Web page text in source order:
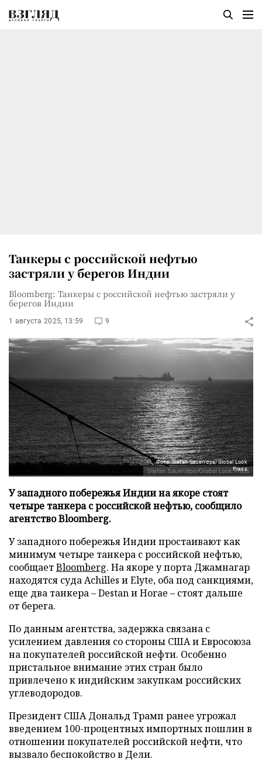
Танкеры с российской нефтью
застряли у берегов Индии
Bloomberg: Танкеры с российской нефтью застряли у
берегов Индии
1 августа 2025, 13:59 9
Фото: Stefan Sauer/dpa/Global Look
Press
У западного побережья Индии на якоре стоят
четыре танкера с российской нефтью, сообщило
агентство Bloomberg.
У западного побережья Индии простаивают как
минимум четыре танкера с российской нефтью,
сообщаетBloomberg. На якоре у порта Джамнагар
находятся суда Achilles и Elyte, оба под санкциями,
еще два танкера – Destan и Horae – стоят дальше
от берега.
По данным агентства, задержка связана с
усилением давления со стороны США и Евросоюза
на покупателей российской нефти. Особенно
пристальное внимание этих стран было
привлечено к индийским закупкам российских
углеводородов.
Президент США Дональд Трамп ранее угрожал
введением 100-процентных импортных пошлин в
отношении покупателей российской нефти, что
вызвало беспокойство в Дели.